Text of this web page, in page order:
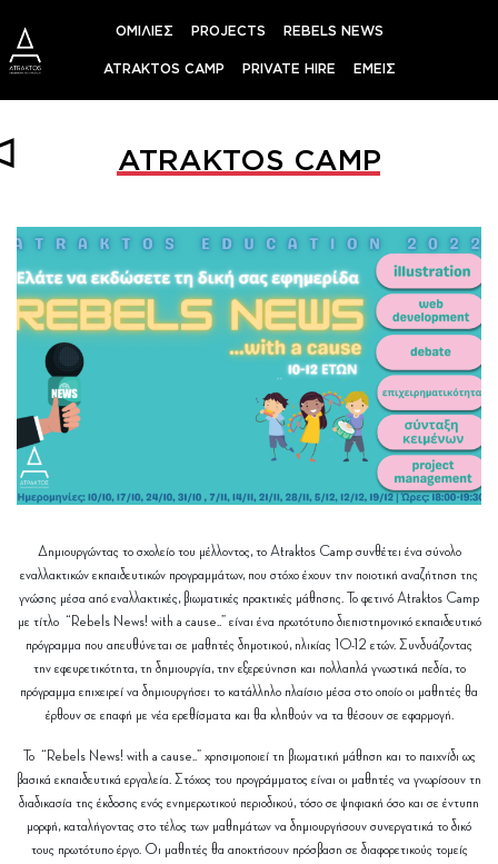
content
ΟΜΙΛΙΕΣ PROJECTS REBELS NEWS
ATRAKTOS CAMP PRIVATE HIRE ΕΜΕΙΣ
ATRAKTOS CAMP
Δημιουργώντας το σχολείο του μέλλοντος, το Atraktos Camp συνθέτει ένα σύνολο
εναλλακτικών εκπαιδευτικών προγραμμάτων, που στόχο έχουν την ποιοτική αναζήτηση της
γνώσης μέσα από εναλλακτικές, βιωματικές πρακτικές μάθησης. Το φετινό Atraktos Camp
με τίτλο “Rebels News! with a cause..” είναι ένα πρωτότυπο διεπιστημονικό εκπαιδευτικό
πρόγραμμα που απευθύνεται σε μαθητές δημοτικού, ηλικίας 10-12 ετών. Συνδυάζοντας
την εφευρετικότητα, τη δημιουργία, την εξερεύνηση και πολλαπλά γνωστικά πεδία, το
πρόγραμμα επιχειρεί να δημιουργήσει το κατάλληλο πλαίσιο μέσα στο οποίο οι μαθητές θα
έρθουν σε επαφή με νέα ερεθίσματα και θα κληθούν να τα θέσουν σε εφαρμογή.
Το “Rebels News! with a cause..” χρησιμοποιεί τη βιωματική μάθηση και το παιχνίδι ως
βασικά εκπαιδευτικά εργαλεία. Στόχος του προγράμματος είναι οι μαθητές να γνωρίσουν τη
διαδικασία της έκδοσης ενός ενημερωτικού περιοδικού, τόσο σε ψηφιακή όσο και σε έντυπη
μορφή, καταλήγοντας στο τέλος των μαθημάτων να δημιουργήσουν συνεργατικά το δικό
τους πρωτότυπο έργο. Οι μαθητές θα αποκτήσουν πρόσβαση σε διαφορετικούς τομείς